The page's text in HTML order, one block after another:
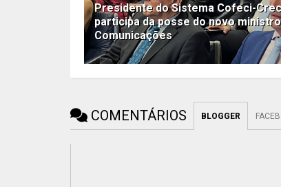
Presidente do Sistema Cofeci-
participa da posse do novo
Comunicações
COMENTÁRIOS BLOGGER